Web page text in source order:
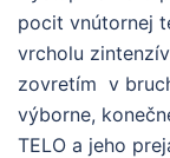
pocit vnútornej
vrcholu
zovretím v
výborne,
TELO a jeho